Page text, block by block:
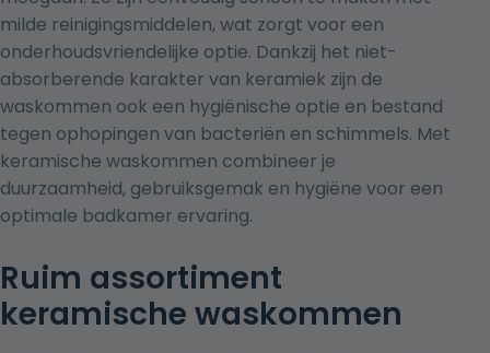
milde reinigingsmiddelen, wat zorgt voor een
onderhoudsvriendelijke optie. Dankzij het niet-
absorberende karakter van keramiek zijn de
waskommen ook een hygiënische optie en bestand
tegen ophopingen van bacteriën en schimmels. Met
keramische waskommen combineer je
duurzaamheid, gebruiksgemak en hygiëne voor een
optimale badkamer ervaring.
Ruim assortiment
keramische waskommen